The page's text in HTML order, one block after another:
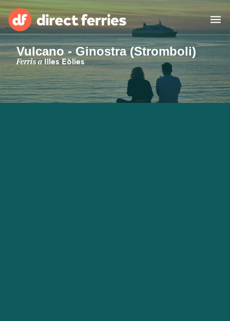
Països
Bitllets de Ferry
Vulcano - Ginostra (Stromboli)
Ferris aIlles Eòlies